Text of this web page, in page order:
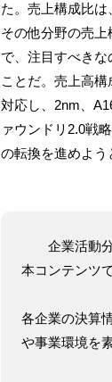
た。売上構成比は
その他分野の売
で、注目すべき
ことだ。売上高
対応し、2nm、
ァウンドリ2.0戦
の転換を進めよう
企業活動
本コンテンツ
各企業の決算
や事業環境を